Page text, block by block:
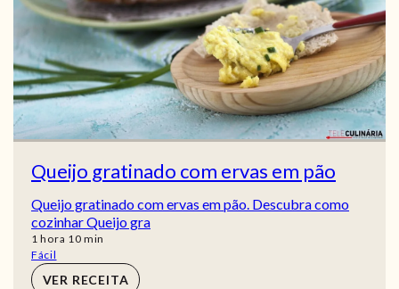
Queijo gratinado com ervas em pão
Queijo gratinado com ervas em pão. Descubra como
cozinhar Queijo gra
1 hora
hora 10min
min
Fácil
VER RECEITA